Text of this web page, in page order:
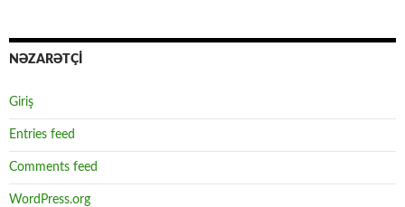
NƏZARƏTÇİ
Giriş
Entries feed
Comments feed
WordPress.org